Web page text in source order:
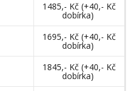
1485,- Kč (+40,- Kč
dobírka)
1695,- Kč (+40,- Kč
dobírka)
1845,- Kč (+40,- Kč
dobírka)